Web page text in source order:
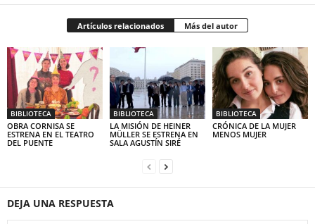
Artículos relacionados Más del autor
BIBLIOTECA
OBRA CORNISA SE
ESTRENA EN EL TEATRO
DEL PUENTE
BIBLIOTECA
LA MISIÓN DE HEINER
MÜLLER SE ESTRENA EN
SALA AGUSTÍN SIRÉ
BIBLIOTECA
CRÓNICA DE LA MUJER
MENOS MUJER
DEJA UNA RESPUESTA